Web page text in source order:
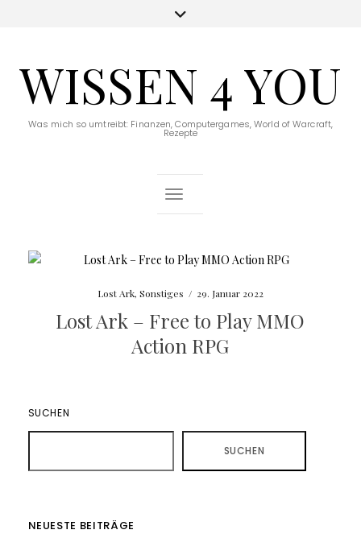
WISSEN 4 YOU
Was mich so umtreibt: Finanzen, Computergames, World of Warcraft,
Rezepte
Toggle Navigation
Lost Ark, Sonstiges / 29. Januar 2022
Lost Ark – Free to Play MMO
Action RPG
SUCHEN
SUCHEN
NEUESTE BEITRÄGE